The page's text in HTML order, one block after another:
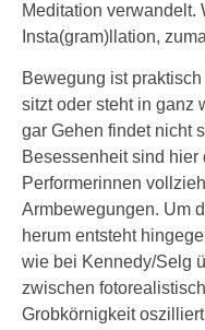
Meditation verwandelt.
Insta(gram)llation,
Bewegung ist
sitzt oder steht in ganz
gar Gehen findet nicht
Besessenheit sind
Performerinnen
Armbewegungen. Um
herum entsteht
wie bei Kennedy/Selg
zwischen
Grobkörnigkeit